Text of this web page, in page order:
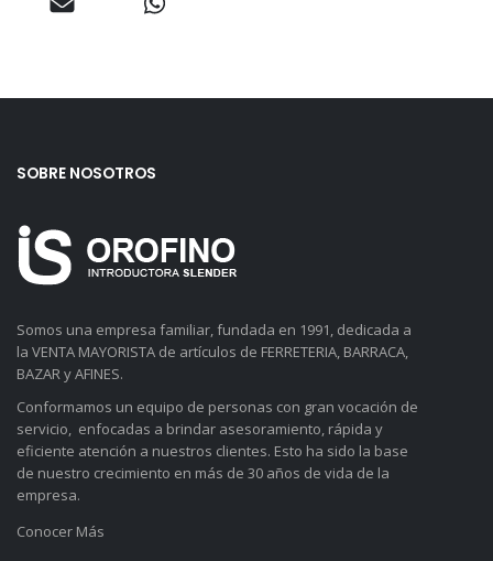
SOBRE NOSOTROS
Somos una empresa familiar, fundada en 1991, dedicada a
la VENTA MAYORISTA de artículos de FERRETERIA, BARRACA,
BAZAR y AFINES.
Conformamos un equipo de personas con gran vocación de
servicio, enfocadas a brindar asesoramiento, rápida y
eficiente atención a nuestros clientes. Esto ha sido la base
de nuestro crecimiento en más de 30 años de vida de la
empresa.
Conocer Más